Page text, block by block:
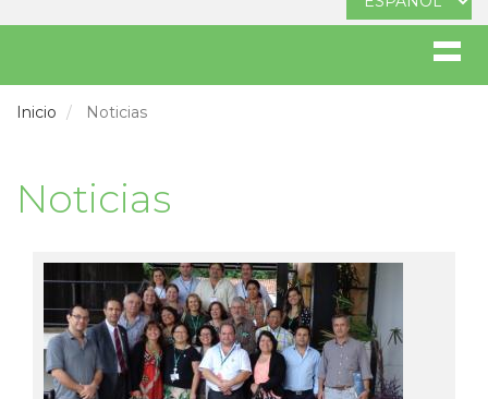
Inicio Noticias
Noticias